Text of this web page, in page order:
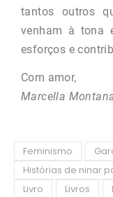
tantos outros
venham à tona
esforços e
Com amor,
Marcella
Feminismo
Histórias de ninar
Livro
Livros